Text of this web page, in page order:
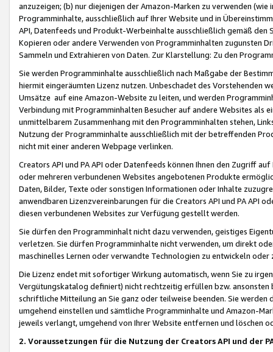
anzuzeigen; (b) nur diejenigen der Amazon-Marken zu verwenden
Programminhalte, ausschließlich auf Ihrer Website und in
API, Datenfeeds und Produkt-Werbeinhalte ausschließlich gemäß
Kopieren oder andere Verwenden von Programminhalten zugunsten
Sammeln und Extrahieren von Daten. Zur Klarstellung: Zu den
Sie werden Programminhalte ausschließlich nach Maßgabe der
hiermit eingeräumten Lizenz nutzen. Unbeschadet des Vorstehenden
Umsätze auf eine Amazon-Website zu leiten, und werden
Verbindung mit Programminhalten Besucher auf andere Websites als
unmittelbarem Zusammenhang mit den Programminhalten stehen,
Nutzung der Programminhalte ausschließlich mit der betreffenden
nicht mit einer anderen Webpage verlinken.
Creators API und PA API oder Datenfeeds können Ihnen den Zugriff
oder mehreren verbundenen Websites angebotenen Produkte
Daten, Bilder, Texte oder sonstigen Informationen oder Inhalte
anwendbaren Lizenzvereinbarungen für die Creators API und PA API
diesen verbundenen Websites zur Verfügung gestellt werden.
Sie dürfen den Programminhalt nicht dazu verwenden, geistiges
verletzen. Sie dürfen Programminhalte nicht verwenden, um direkt
maschinelles Lernen oder verwandte Technologien zu entwickeln
Die Lizenz endet mit sofortiger Wirkung automatisch, wenn Sie zu
Vergütungskatalog definiert) nicht rechtzeitig erfüllen bzw. ansonsten
schriftliche Mitteilung an Sie ganz oder teilweise beenden. Sie werden
umgehend einstellen und sämtliche Programminhalte und Amazon-
jeweils verlangt, umgehend von Ihrer Website entfernen und löschen
2. Voraussetzungen für die Nutzung der Creators API und der